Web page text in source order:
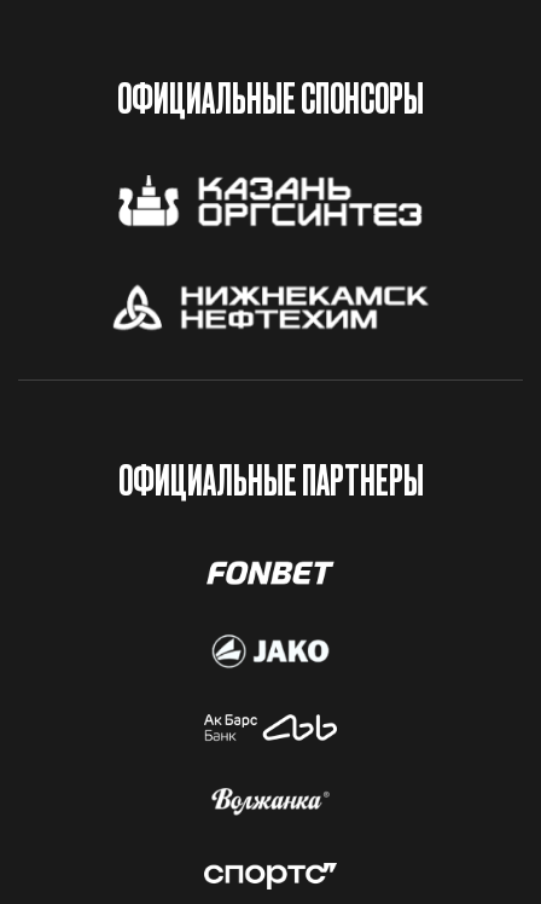
ОФИЦИАЛЬНЫЕ СПОНСОРЫ
ОФИЦИАЛЬНЫЕ ПАРТНЕРЫ